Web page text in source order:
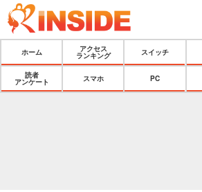
ホーム
アクセス
ランキング
スイッチ
読者
アンケート
スマホ PC